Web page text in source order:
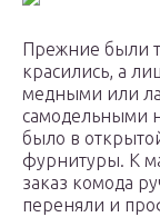
Прежние были
красились, а
медными или
самодельными
было в
фурнитуры. К
заказ комода
переняли и